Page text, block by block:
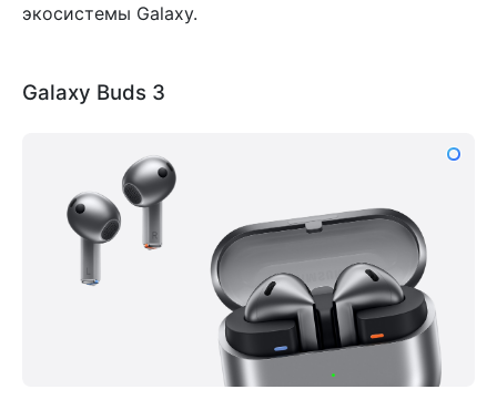
экосистемы Galaxy.
Galaxy Buds 3